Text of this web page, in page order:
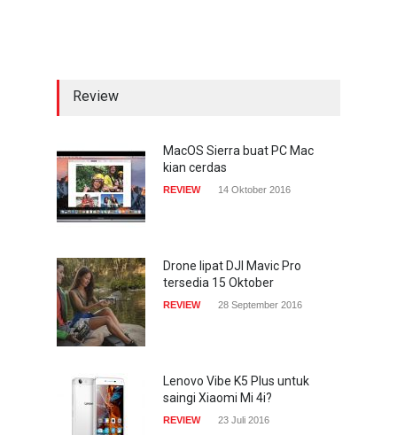
pandangan mata
TECH SPEC
gencar
COMPUTING & SOFTWARE
Review
MacOS Sierra buat PC Mac
kian cerdas
REVIEW 14 Oktober 2016
Drone lipat DJI Mavic Pro
tersedia 15 Oktober
REVIEW 28 September 2016
Lenovo Vibe K5 Plus untuk
saingi Xiaomi Mi 4i?
REVIEW 23 Juli 2016